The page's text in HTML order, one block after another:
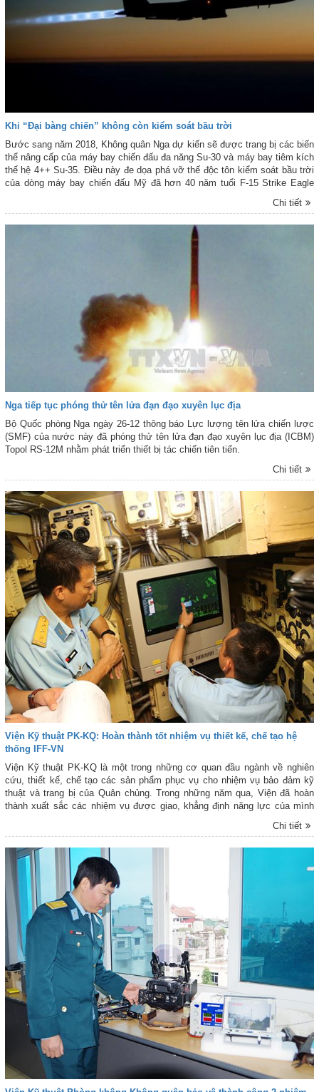
Khi “Đại bàng chiến” không còn kiểm soát bầu trời
Bước sang năm 2018, Không quân Nga dự kiến sẽ được trang bị các biến
thể nâng cấp của máy bay chiến đấu đa năng Su-30 và máy bay tiêm kích
thế hệ 4++ Su-35. Điều này đe dọa phá vỡ thế độc tôn kiểm soát bầu trời
của dòng máy bay chiến đấu Mỹ đã hơn 40 năm tuổi F-15 Strike Eagle
(Đại bàng chiến) vốn đang là trang bị chủ yếu của Không quân Mỹ và
Chi tiết
Nga tiếp tục phóng thử tên lửa đạn đạo xuyên lục địa
Bộ Quốc phòng Nga ngày 26-12 thông báo Lực lượng tên lửa chiến lược
(SMF) của nước này đã phóng thử tên lửa đạn đạo xuyên lục địa (ICBM)
Topol RS-12M nhằm phát triển thiết bị tác chiến tiên tiến.
Chi tiết
Viện Kỹ thuật PK-KQ: Hoàn thành tốt nhiệm vụ thiết kế, chế tạo hệ
thống IFF-VN
Viện Kỹ thuật PK-KQ là một trong những cơ quan đầu ngành về nghiên
cứu, thiết kế, chế tạo các sản phẩm phục vụ cho nhiệm vụ bảo đảm kỹ
thuật và trang bị của Quân chủng. Trong những năm qua, Viện đã hoàn
thành xuất sắc các nhiệm vụ được giao, khẳng định năng lực của mình
nghiên cứu cải tiến Ra đa P-19... Vừa qua, Viện đã hoàn thành tốt nhiệm
của nhiệm vụ đã được Bộ Quốc phòng nghiệm thu và đánh giá cao, tiến
tới được đưa vào sản xuất loạt phục vụ cho nhiệm vụ bảo vệ vùng trời
quốc gia.
Chi tiết